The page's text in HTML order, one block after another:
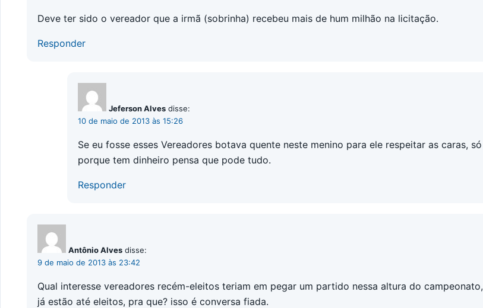
Deve ter sido o vereador que a irmã (sobrinha) recebeu mais de hum milhão na licitação.
Responder
Jeferson Alves disse:
10 de maio de 2013 às 15:26
Se eu fosse esses Vereadores botava quente neste menino para ele respeitar as caras, só
porque tem dinheiro pensa que pode tudo.
Responder
Antônio Alves disse:
9 de maio de 2013 às 23:42
Qual interesse vereadores recém-eleitos teriam em pegar um partido nessa altura do campeonato,
já estão até eleitos, pra que? isso é conversa fiada.